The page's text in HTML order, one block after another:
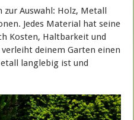
Auswahl: Holz, Metall
Jedes Material hat seine
Kosten, Haltbarkeit und
deinem Garten einen
langlebig ist und